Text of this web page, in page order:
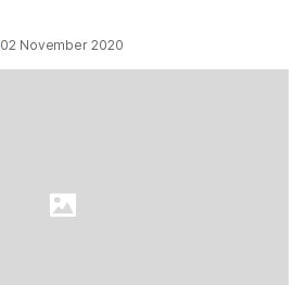
02 November 2020